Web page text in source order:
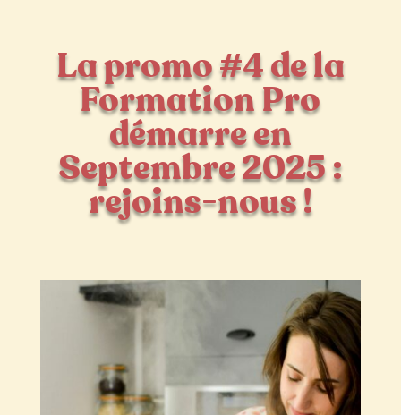
La promo #4 de la
Formation Pro
démarre en
Septembre 2025 :
rejoins-nous !